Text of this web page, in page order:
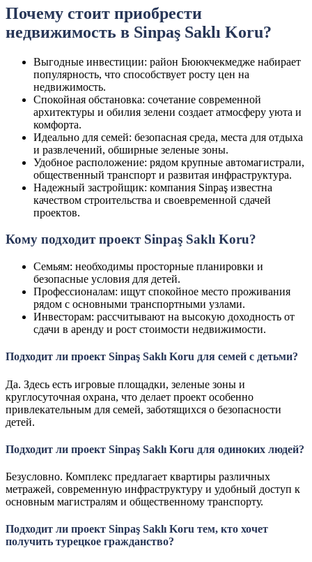
Почему стоит приобрести
недвижимость в Sinpaş Saklı Koru?
Выгодные инвестиции: район Бююкчекмедже набирает
популярность, что способствует росту цен на
недвижимость.
Спокойная обстановка: сочетание современной
архитектуры и обилия зелени создает атмосферу уюта и
комфорта.
Идеально для семей: безопасная среда, места для отдыха
и развлечений, обширные зеленые зоны.
Удобное расположение: рядом крупные автомагистрали,
общественный транспорт и развитая инфраструктура.
Надежный застройщик: компания Sinpaş известна
качеством строительства и своевременной сдачей
проектов.
Кому подходит проект Sinpaş Saklı Koru?
Семьям: необходимы просторные планировки и
безопасные условия для детей.
Профессионалам: ищут спокойное место проживания
рядом с основными транспортными узлами.
Инвесторам: рассчитывают на высокую доходность от
сдачи в аренду и рост стоимости недвижимости.
Подходит ли проект Sinpaş Saklı Koru для семей с детьми?
Да. Здесь есть игровые площадки, зеленые зоны и
круглосуточная охрана, что делает проект особенно
привлекательным для семей, заботящихся о безопасности
детей.
Подходит ли проект Sinpaş Saklı Koru для одиноких людей?
Безусловно. Комплекс предлагает квартиры различных
метражей, современную инфраструктуру и удобный доступ к
основным магистралям и общественному транспорту.
Подходит ли проект Sinpaş Saklı Koru тем, кто хочет
получить турецкое гражданство?